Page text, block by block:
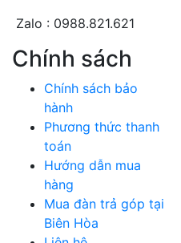
Zalo : 0988.821.621
Chính sách
Chính sách bảo
hành
Phương thức thanh
toán
Hướng dẫn mua
hàng
Mua đàn trả góp tại
Biên Hòa